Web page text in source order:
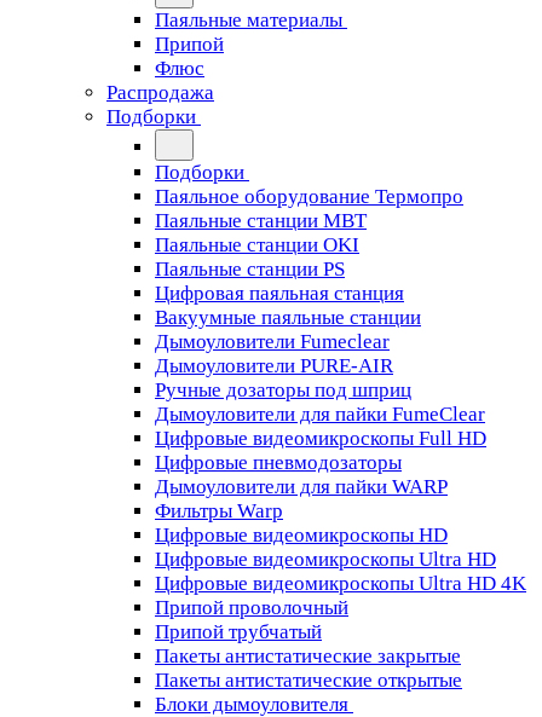
Паяльные материалы
Припой
Флюс
Распродажа
Подборки
Подборки
Паяльное оборудование Термопро
Паяльные станции MBT
Паяльные станции OKI
Паяльные станции PS
Цифровая паяльная станция
Вакуумные паяльные станции
Дымоуловители Fumeclear
Дымоуловители PURE-AIR
Ручные дозаторы под шприц
Дымоуловители для пайки FumeClear
Цифровые видеомикроскопы Full HD
Цифровые пневмодозаторы
Дымоуловители для пайки WARP
Фильтры Warp
Цифровые видеомикроскопы HD
Цифровые видеомикроскопы Ultra HD
Цифровые видеомикроскопы Ultra HD 4K
Припой проволочный
Припой трубчатый
Пакеты антистатические закрытые
Пакеты антистатические открытые
Блоки дымоуловителя